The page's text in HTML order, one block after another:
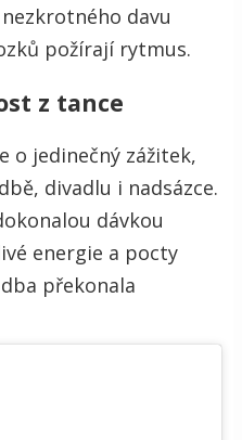
davu
požírají rytmus.
z tance
o jedinečný zážitek,
divadlu i nadsázce.
dávkou
energie a pocty
překonala